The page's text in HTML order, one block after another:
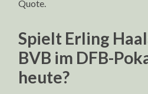
Quote.
Spielt Erling
BVB im DFB-
heute?